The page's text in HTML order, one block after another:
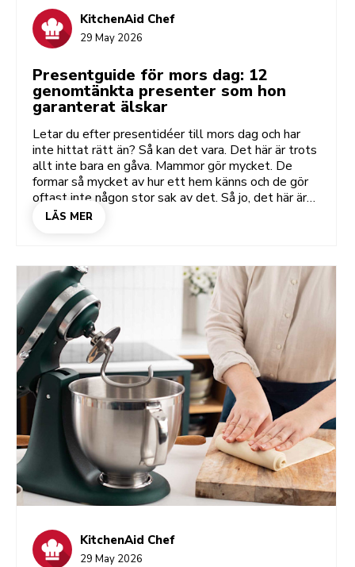
KitchenAid Chef
29 May 2026
Presentguide för mors dag: 12
genomtänkta presenter som hon
garanterat älskar
Letar du efter presentidéer till mors dag och har
inte hittat rätt än? Så kan det vara. Det här är trots
allt inte bara en gåva. Mammor gör mycket. De
formar så mycket av hur ett hem känns och de gör
oftast inte någon stor sak av det. Så jo, det här är
viktigt. De bästa presenterna till mors dag? De
bakningsexperiment på söndagar, hennes förkärlek
för att anordna en pizzakväll. Ge din mamma något
som tar vara på den sidan av henne, så ger du henne
inte bara en present som hon kan använda, utan en
som får henne att känna sig sedd. Jodå, du hittar
några av dem här.
LÄS MER
KitchenAid Chef
29 May 2026